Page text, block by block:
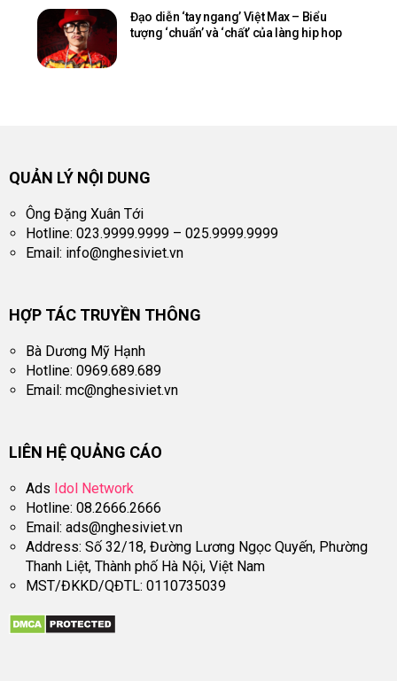
Đạo diễn ‘tay ngang’ Việt Max – Biểu
tượng ‘chuẩn’ và ‘chất’ của làng hip hop
QUẢN LÝ NỘI DUNG
Ông Đặng Xuân Tới
Hotline: 023.9999.9999 – 025.9999.9999
Email: info@nghesiviet.vn
HỢP TÁC TRUYỀN THÔNG
Bà Dương Mỹ Hạnh
Hotline: 0969.689.689
Email:mc@nghesiviet.vn
LIÊN HỆ QUẢNG CÁO
Ads Idol Network
Hotline: 08.2666.2666
Email:ads@nghesiviet.vn
Address: Số 32/18, Đường Lương Ngọc Quyến, Phường
Thanh Liệt, Thành phố Hà Nội, Việt Nam
MST/ĐKKD/QĐTL: 0110735039